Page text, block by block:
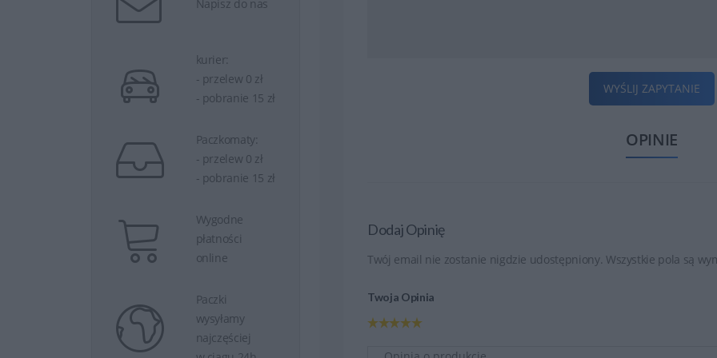
Napisz do nas
kurier:
- przelew 0 zł
- pobranie 15 zł
Paczkomaty:
- przelew 0 zł
- pobranie 15 zł
Wygodne
płatności
online
Paczki
wysyłamy
najczęściej
WYŚLIJ ZAPYTANIE
OPINIE
Dodaj Opinię
Twój email nie zostanie nigdzie udostępniony. Wszystkie pola są
Twoja Opinia